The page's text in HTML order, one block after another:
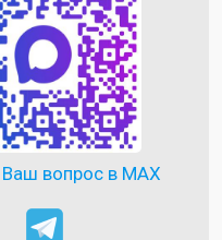
вопрос в MAX